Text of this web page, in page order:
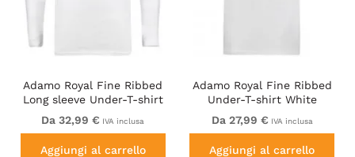
Adamo Royal Fine Ribbed
Long sleeve Under-T-shirt
White
Da 32,99 € IVA inclusa
Aggiungi al carrello
Adamo Royal Fine Ribbed
Under-T-shirt White
Da 27,99 € IVA inclusa
Aggiungi al carrello